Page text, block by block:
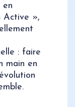
en
Active »,
: faire
main en